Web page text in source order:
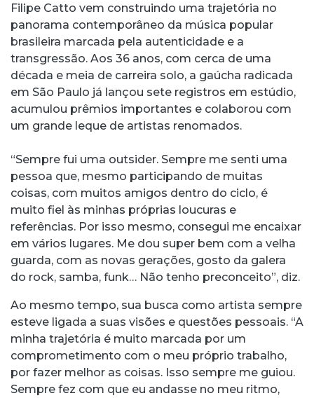
Filipe Catto vem construindo uma trajetória no
panorama contemporâneo da música popular
brasileira marcada pela autenticidade e a
transgressão. Aos 36 anos, com cerca de uma
década e meia de carreira solo, a gaúcha radicada
em São Paulo já lançou sete registros em estúdio,
acumulou prêmios importantes e colaborou com
um grande leque de artistas renomados.
“Sempre fui uma outsider. Sempre me senti uma
pessoa que, mesmo participando de muitas
coisas, com muitos amigos dentro do ciclo, é
muito fiel às minhas próprias loucuras e
referências. Por isso mesmo, consegui me encaixar
em vários lugares. Me dou super bem com a velha
guarda, com as novas gerações, gosto da galera
do rock, samba, funk… Não tenho preconceito”, diz.
Ao mesmo tempo, sua busca como artista sempre
esteve ligada a suas visões e questões pessoais. “A
minha trajetória é muito marcada por um
comprometimento com o meu próprio trabalho,
por fazer melhor as coisas. Isso sempre me guiou.
Sempre fez com que eu andasse no meu ritmo,